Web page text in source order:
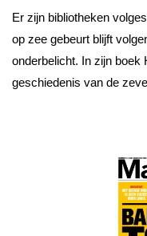
Er zijn bibliotheken
op zee gebeurt blijft
onderbelicht. In zijn boek
geschiedenis van de